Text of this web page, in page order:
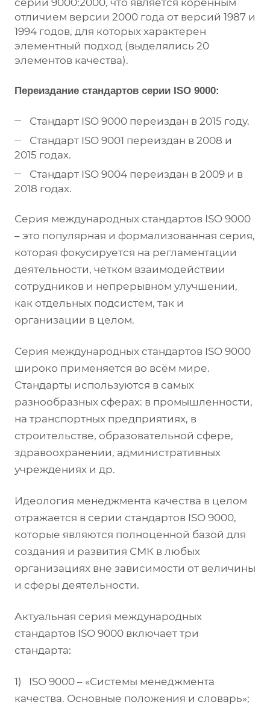
серии 9000:2000, что является коренным
отличием версии 2000 года от версий 1987 и
1994 годов, для которых характерен
элементный подход (выделялись 20
элементов качества).
Переиздание стандартов серии ISO 9000:
Стандарт ISO 9000 переиздан в 2015 году.
Стандарт ISO 9001 переиздан в 2008 и
2015 годах.
Стандарт ISO 9004 переиздан в 2009 и в
2018 годах.
Серия международных стандартов ISO 9000
– это популярная и формализованная серия,
которая фокусируется на регламентации
деятельности, четком взаимодействии
сотрудников и непрерывном улучшении,
как отдельных подсистем, так и
организации в целом.
Серия международных стандартов ISO 9000
широко применяется во всём мире.
Стандарты используются в самых
разнообразных сферах: в промышленности,
на транспортных предприятиях, в
строительстве, образовательной сфере,
здравоохранении, административных
учреждениях и др.
Идеология менеджмента качества в целом
отражается в серии стандартов ISO 9000,
которые являются полноценной базой для
создания и развития СМК в любых
организациях вне зависимости от величины
и сферы деятельности.
Актуальная серия международных
стандартов ISO 9000 включает три
стандарта:
1) ISO 9000 – «Системы менеджмента
качества. Основные положения и словарь»;